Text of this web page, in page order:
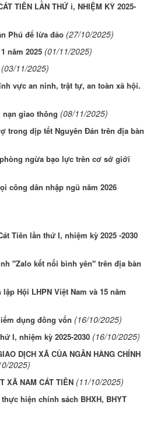
TIÊN LẦN THỨ i, NHIỆM KỲ 2025-
Phú để lừa đảo (27/10/2025)
năm 2025 (01/11/2025)
(03/11/2025)
vực an ninh, trật tự, an toàn xã hội.
giao thông (08/11/2025)
trong dịp tết Nguyên Đán trên địa bàn
ngừa bạo lực trên cơ sở giới
công dân nhập ngũ năm 2026
Tiên lần thứ I, nhiệm kỳ 2025 -2030
"Zalo kết nối bình yên" trên địa bàn
Hội LHPN Việt Nam và 15 năm
dụng đồng vốn (16/10/2025)
I, nhiệm kỳ 2025-2030 (16/10/2025)
DỊCH XÃ CỦA NGÂN HÀNG CHÍNH
2025)
XÃ NAM CÁT TIÊN (11/10/2025)
hiện chính sách BHXH, BHYT